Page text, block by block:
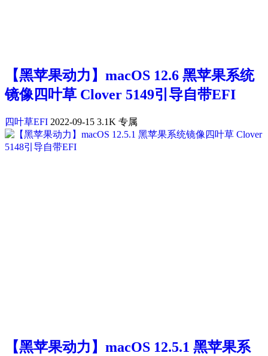
【黑苹果动力】macOS 12.6 黑苹果系统
镜像四叶草 Clover 5149引导自带EFI
四叶草EFI 2022-09-15 3.1K 专属
【黑苹果动力】macOS 12.5.1 黑苹果系